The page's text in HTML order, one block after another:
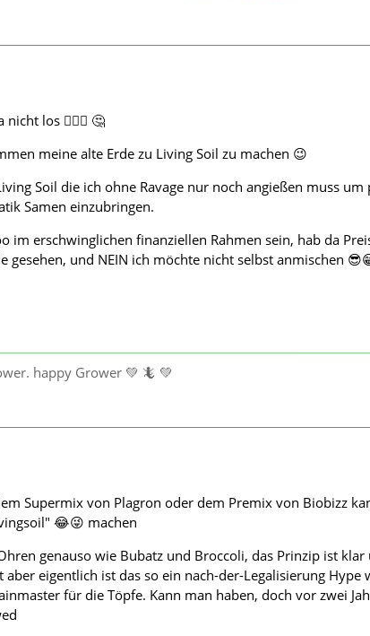
los 🤷🏻‍♂️ 🤔
meine alte Erde zu Living Soil zu machen 😉
Soil die ich ohne Ravage nur noch angießen muss um
Samen einzubringen.
im erschwinglichen finanziellen Rahmen sein, hab da
gesehen, und NEIN ich möchte nicht selbst anmischen
happy Grower 💚 🦎 💚
Supermix von Plagron oder dem Premix von Biobizz
😂😜 machen
genauso wie Bubatz und Broccoli, das Prinzip ist klar
aber eigentlich ist das so ein nach-der-Legalisierung Hype
für die Töpfe. Kann man haben, doch vor zwei